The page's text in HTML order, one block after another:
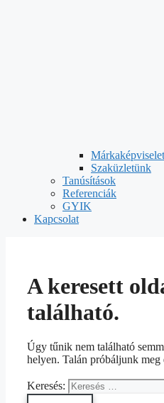
Márkaképviselet
Szaküzletünk
Tanúsítások
Referenciák
GYIK
Kapcsolat
A keresett
található.
Úgy tűnik nem található
helyen. Talán próbáljunk meg
Keresés: